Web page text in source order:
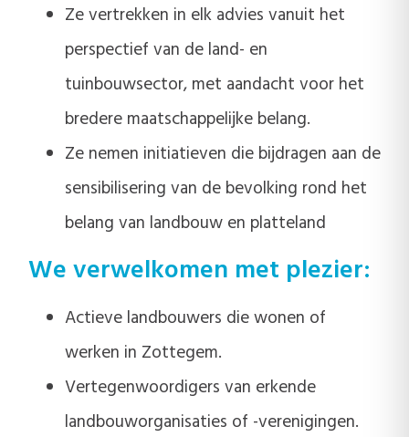
Ze vertrekken in elk advies vanuit het
perspectief van de land- en
tuinbouwsector, met aandacht voor het
bredere maatschappelijke belang.
Ze nemen initiatieven die bijdragen aan de
sensibilisering van de bevolking rond het
belang van landbouw en platteland
We verwelkomen met plezier:
Actieve landbouwers die wonen of
werken in Zottegem.
Vertegenwoordigers van erkende
landbouworganisaties of -verenigingen.